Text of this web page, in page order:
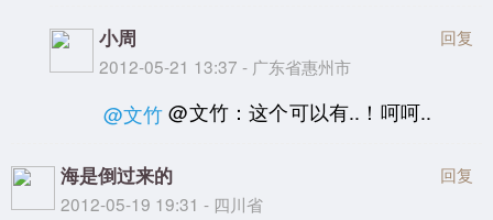
小周
2012-05-21 13:37 - 广东省惠州市
回复
@文竹 @文竹：这个可以有..！呵呵..
海是倒过来的
2012-05-19 19:31 - 四川省
回复